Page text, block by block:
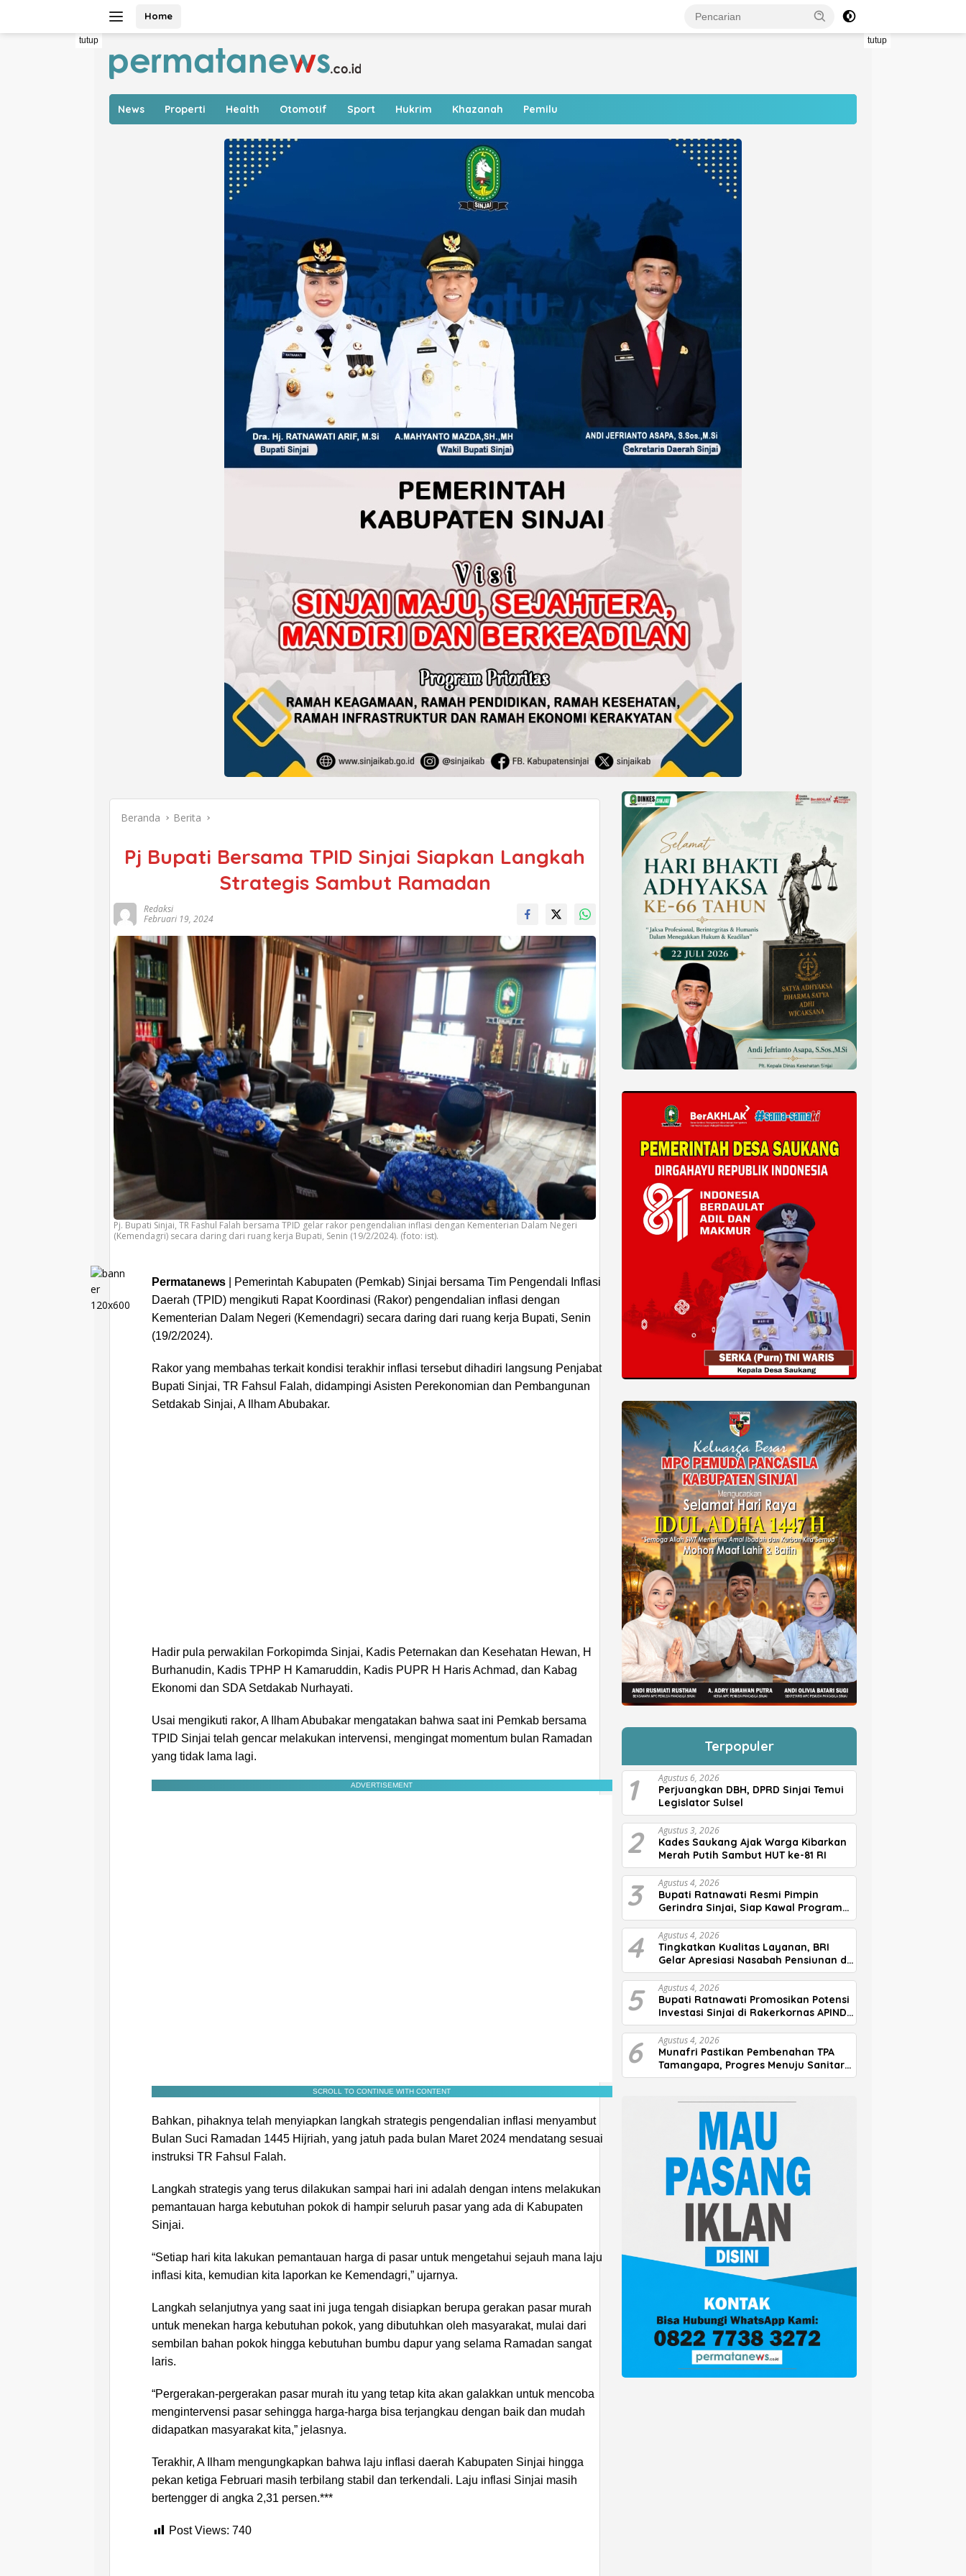
Home
tutup tutup
News Properti Health Otomotif Sport Hukrim Khazanah Pemilu
Beranda Berita
Pj Bupati Bersama TPID Sinjai Siapkan Langkah
Strategis Sambut Ramadan
Redaksi
Februari 19, 2024
Pj. Bupati Sinjai, TR Fashul Falah bersama TPID gelar rakor pengendalian inflasi dengan Kementerian Dalam Negeri
(Kemendagri) secara daring dari ruang kerja Bupati, Senin (19/2/2024). (foto: ist).
Permatanews| Pemerintah Kabupaten (Pemkab) Sinjai bersama Tim Pengendali Inflasi
Daerah (TPID) mengikuti Rapat Koordinasi (Rakor) pengendalian inflasi dengan
Kementerian Dalam Negeri (Kemendagri) secara daring dari ruang kerja Bupati, Senin
(19/2/2024).
Rakor yang membahas terkait kondisi terakhir inflasi tersebut dihadiri langsung Penjabat
Bupati Sinjai, TR Fahsul Falah, didampingi Asisten Perekonomian dan Pembangunan
Setdakab Sinjai, A Ilham Abubakar.
Hadir pula perwakilan Forkopimda Sinjai, Kadis Peternakan dan Kesehatan Hewan, H
Burhanudin, Kadis TPHP H Kamaruddin, Kadis PUPR H Haris Achmad, dan Kabag
Ekonomi dan SDA Setdakab Nurhayati.
Usai mengikuti rakor, A Ilham Abubakar mengatakan bahwa saat ini Pemkab bersama
TPID Sinjai telah gencar melakukan intervensi, mengingat momentum bulan Ramadan
yang tidak lama lagi.
ADVERTISEMENT
SCROLL TO CONTINUE WITH CONTENT
Bahkan, pihaknya telah menyiapkan langkah strategis pengendalian inflasi menyambut
Bulan Suci Ramadan 1445 Hijriah, yang jatuh pada bulan Maret 2024 mendatang sesuai
instruksi TR Fahsul Falah.
Langkah strategis yang terus dilakukan sampai hari ini adalah dengan intens melakukan
pemantauan harga kebutuhan pokok di hampir seluruh pasar yang ada di Kabupaten
Sinjai.
“Setiap hari kita lakukan pemantauan harga di pasar untuk mengetahui sejauh mana laju
inflasi kita, kemudian kita laporkan ke Kemendagri,” ujarnya.
Langkah selanjutnya yang saat ini juga tengah disiapkan berupa gerakan pasar murah
untuk menekan harga kebutuhan pokok, yang dibutuhkan oleh masyarakat, mulai dari
sembilan bahan pokok hingga kebutuhan bumbu dapur yang selama Ramadan sangat
laris.
“Pergerakan-pergerakan pasar murah itu yang tetap kita akan galakkan untuk mencoba
mengintervensi pasar sehingga harga-harga bisa terjangkau dengan baik dan mudah
didapatkan masyarakat kita,” jelasnya.
Terakhir, A Ilham mengungkapkan bahwa laju inflasi daerah Kabupaten Sinjai hingga
pekan ketiga Februari masih terbilang stabil dan terkendali. Laju inflasi Sinjai masih
bertengger di angka 2,31 persen.***
Post Views: 740
Terpopuler
1 Agustus 6, 2026
Perjuangkan DBH, DPRD Sinjai Temui
Legislator Sulsel
2 Agustus 3, 2026
Kades Saukang Ajak Warga Kibarkan
Merah Putih Sambut HUT ke-81 RI
3 Agustus 4, 2026
Bupati Ratnawati Resmi Pimpin
Gerindra Sinjai, Siap Kawal Program
Prabowo
4 Agustus 4, 2026
Tingkatkan Kualitas Layanan, BRI
Gelar Apresiasi Nasabah Pensiunan di
Parepare
5 Agustus 4, 2026
Bupati Ratnawati Promosikan Potensi
Investasi Sinjai di Rakerkornas APINDO
2026
6 Agustus 4, 2026
Munafri Pastikan Pembenahan TPA
Tamangapa, Progres Menuju Sanitary
Landfill Capai 93 Persen